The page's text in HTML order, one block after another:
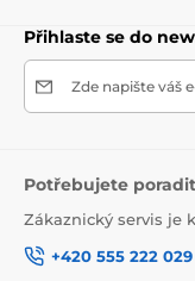
Přihlaste se do
Zde napište váš
Potřebujete poradit
Zákaznický servis je
+420 555 222 029